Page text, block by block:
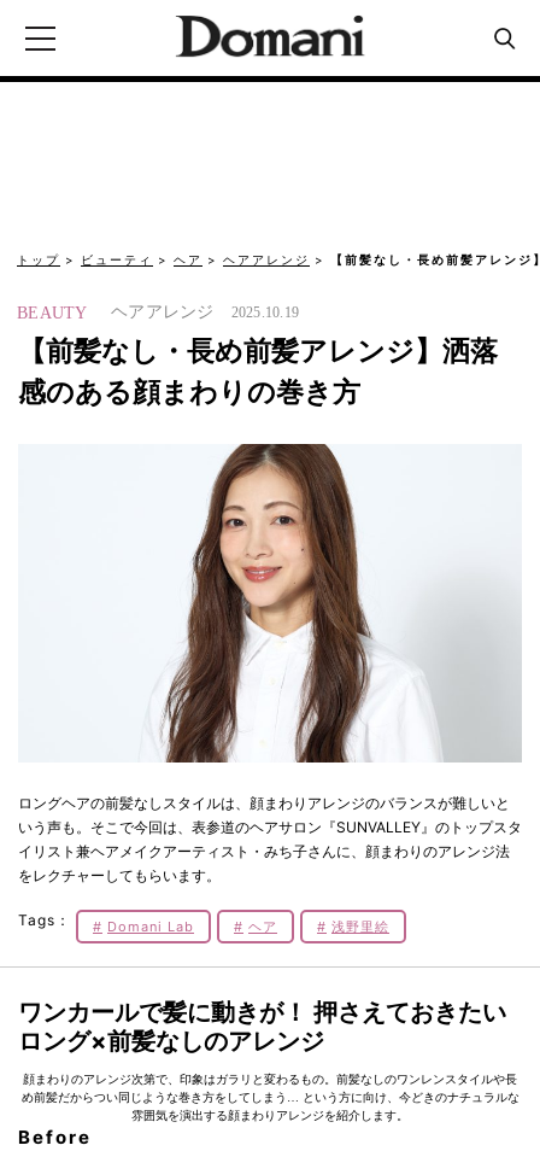
トップ ビューティ ヘア ヘアアレンジ 【前髪なし・長め前髪アレン
BEAUTY ヘアアレンジ 2025.10.19
【前髪なし・長め前髪アレンジ】洒落
感のある顔まわりの巻き方
ロングヘアの前髪なしスタイルは、顔まわりアレンジのバランスが難しいと
いう声も。そこで今回は、表参道のヘアサロン『SUNVALLEY』のトップスタ
イリスト兼ヘアメイクアーティスト・みち子さんに、顔まわりのアレンジ法
をレクチャーしてもらいます。
Tags： Domani Lab ヘア 浅野里絵
ワンカールで髪に動きが！ 押さえておきたい
ロング×前髪なしのアレンジ
顔まわりのアレンジ次第で、印象はガラリと変わるもの。前髪なしのワンレンスタイルや長
め前髪だからつい同じような巻き方をしてしまう… という方に向け、今どきのナチュラルな
雰囲気を演出する顔まわりアレンジを紹介します。
Before